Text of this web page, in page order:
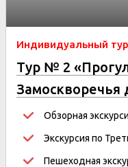
Индивидуальный тур
Тур № 2
Замоскворечья
Обзорная
Экскурсия по
Пешеходная